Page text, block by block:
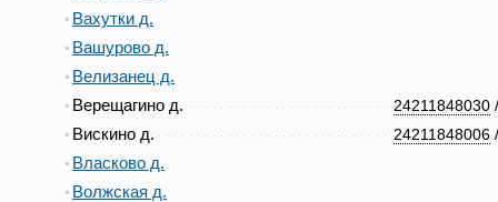
Вахутки д.
Вашурово д.
Велизанец д.
24211848030
Верещагино д.
24211848006
Вискино д.
Власково д.
Волжская д.